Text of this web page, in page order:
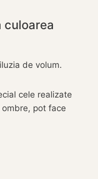
culoarea
de volum.
cele realizate
pot face